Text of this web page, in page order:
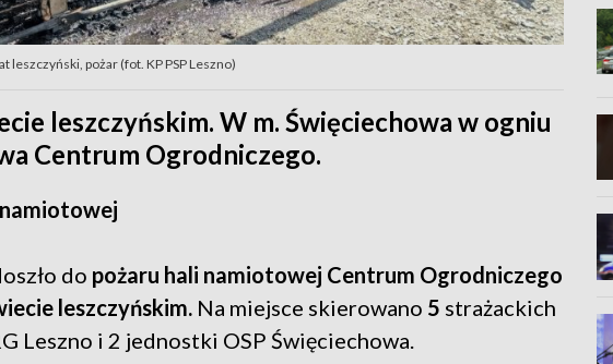
leszczyński, pożar (fot. KP PSP Leszno)
leszczyńskim. W m. Święciechowa w ogniu
Centrum Ogrodniczego.
do pożaru hali namiotowej Centrum Ogrodniczego
leszczyńskim. Na miejsce skierowano 5 strażackich
Leszno i 2 jednostki OSP Święciechowa.